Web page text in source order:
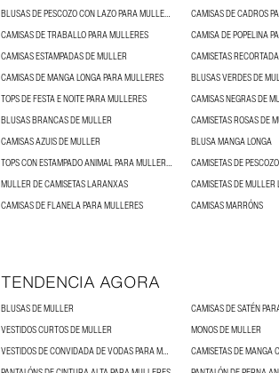
BLUSAS DE PESCOZO CON LAZO PARA MULLERES E BLUSAS CON LAZOS
CAMISAS DE CADROS
CAMISAS DE TRABALLO PARA MULLERES
CAMISA DE POPELINA
CAMISAS ESTAMPADAS DE MULLER
CAMISETAS
CAMISAS DE MANGA LONGA PARA MULLERES
BLUSAS VERDES DE
TOPS DE FESTA E NOITE PARA MULLERES
CAMISAS NEGRAS DE
BLUSAS BRANCAS DE MULLER
CAMISETAS ROSAS DE
CAMISAS AZUIS DE MULLER
BLUSA MANGA LONGA
TOPS CON ESTAMPADO ANIMAL PARA MULLERES
CAMISETAS DE
MULLER DE CAMISETAS LARANXAS
CAMISETAS DE
CAMISAS DE FLANELA PARA MULLERES
CAMISAS MARRÓNS
TENDENCIA AGORA
BLUSAS DE MULLER CAMISAS DE SATÉN
VESTIDOS CURTOS DE MULLER
MONOS DE MULLER
VESTIDOS DE CONVIDADA DE VODAS PARA MULLERES
CAMISETAS DE MANGA